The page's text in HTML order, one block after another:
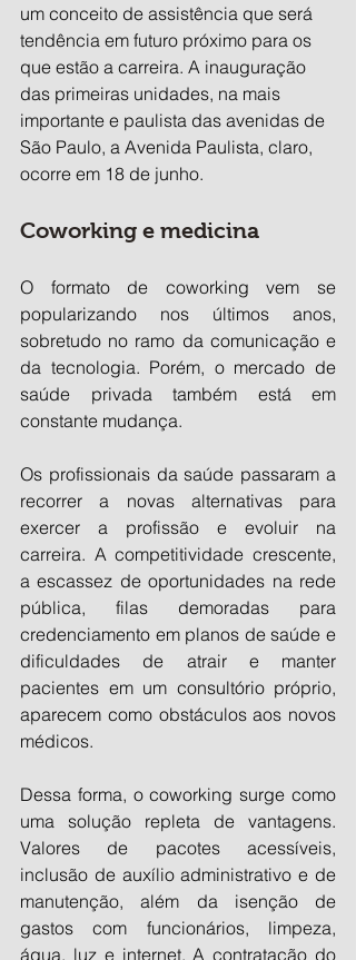
um conceito de assistência que será
tendência em futuro próximo para os
que estão a carreira. A inauguração
das primeiras unidades, na mais
importante e paulista das avenidas de
São Paulo, a Avenida Paulista, claro,
ocorre em 18 de junho.
Coworking e medicina
O formato de coworking vem se
popularizando nos últimos anos,
sobretudo no ramo da comunicação e
da tecnologia. Porém, o mercado de
saúde privada também está em
constante mudança.
Os profissionais da saúde passaram a
recorrer a novas alternativas para
exercer a profissão e evoluir na
carreira. A competitividade crescente,
a escassez de oportunidades na rede
pública, filas demoradas para
credenciamento em planos de saúde e
dificuldades de atrair e manter
pacientes em um consultório próprio,
aparecem como obstáculos aos novos
médicos.
Dessa forma, o coworking surge como
uma solução repleta de vantagens.
Valores de pacotes acessíveis,
inclusão de auxílio administrativo e de
manutenção, além da isenção de
gastos com funcionários, limpeza,
água, luz e internet. A contratação do